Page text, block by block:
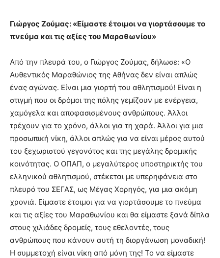
Γιώργος Ζούμας: «Είμαστε έτοιμοι να γιορτάσουμε το
πνεύμα και τις αξίες του Μαραθωνίου»
Από την πλευρά του, ο Γιώργος Ζούμας, δήλωσε: «Ο
Αυθεντικός Μαραθώνιος της Αθήνας δεν είναι απλώς
ένας αγώνας. Είναι μια γιορτή του αθλητισμού! Είναι η
στιγμή που οι δρόμοι της πόλης γεμίζουν με ενέργεια,
χαμόγελα και αποφασισμένους ανθρώπους. Άλλοι
τρέχουν για το χρόνο, άλλοι για τη χαρά. Άλλοι για μια
προσωπική νίκη, άλλοι απλώς για να είναι μέρος αυτού
του ξεχωριστού γεγονότος και της μεγάλης δρομικής
κοινότητας. Ο ΟΠΑΠ, ο μεγαλύτερος υποστηρικτής του
ελληνικού αθλητισμού, στέκεται με υπερηφάνεια στο
πλευρό του ΣΕΓΑΣ, ως Μέγας Χορηγός, για μια ακόμη
χρονιά. Είμαστε έτοιμοι για να γιορτάσουμε το πνεύμα
και τις αξίες του Μαραθωνίου και θα είμαστε ξανά δίπλα
στους χιλιάδες δρομείς, τους εθελοντές, τους
ανθρώπους που κάνουν αυτή τη διοργάνωση μοναδική!
Η συμμετοχή είναι νίκη από μόνη της! Το να είμαστε